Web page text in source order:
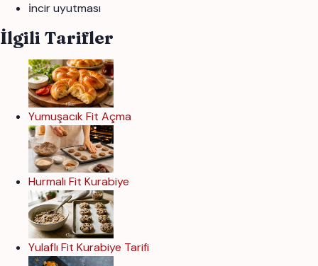
i̇ncir uyutması
İlgili Tarifler
Yumuşacık Fit Açma
Hurmalı Fit Kurabiye
Yulaflı Fit Kurabiye Tarifi